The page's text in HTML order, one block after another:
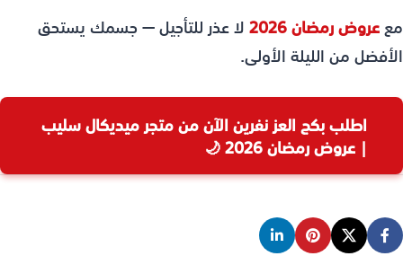
مععروض رمضان 2026
لا عذر للتأجيل — جسمك يستحق
الأفضل من الليلة الأولى.
اطلب بكج العز نفرين الآن من متجر ميديكال سليب
| عروض رمضان 2026 🌙